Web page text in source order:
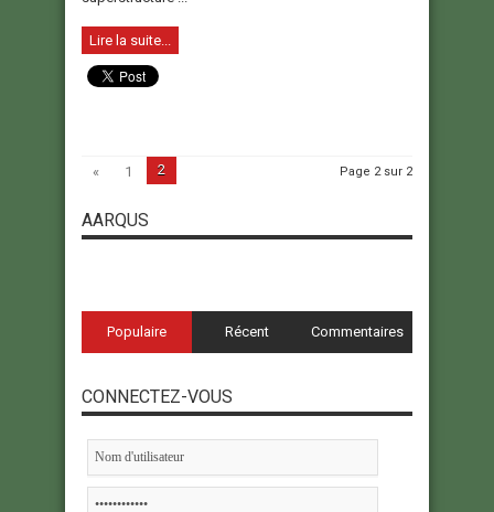
Lire la suite...
Page 2 sur 2
« 1 2
AARQUS
Populaire Récent Commentaires
CONNECTEZ-VOUS